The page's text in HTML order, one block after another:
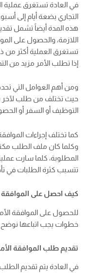
في العادة تستغرق عملية
التجاري بضعة أيام إلى
هذه المدة أيضاً تشمل
اللازمة، والحصول على
تستغرق العملية أكثر من
إذا تطلب الأمر مزيد من
ومن أهم العوامل التي
حيث تختلف من طلب لآخر
التوظيف أو السفر أو
كما تختلف إجراءات
وكلما كان ملف الطلب
المطلوبة، كلما سارت
تتسبب كثرة الطلبات في
كيف احصل على الموافقة
للحصول على الموافقة
خطوات يجب اتباعها نوضح
تقديم طلب الموافقة
في العادة يتم تقديم